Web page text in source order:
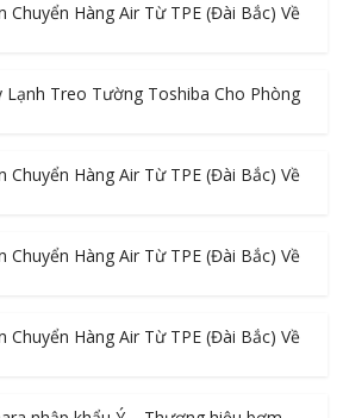
Chuyển Hàng Air Từ TPE (Đài Bắc) Về
Lạnh Treo Tường Toshiba Cho Phòng
Chuyển Hàng Air Từ TPE (Đài Bắc) Về
Chuyển Hàng Air Từ TPE (Đài Bắc) Về
Chuyển Hàng Air Từ TPE (Đài Bắc) Về